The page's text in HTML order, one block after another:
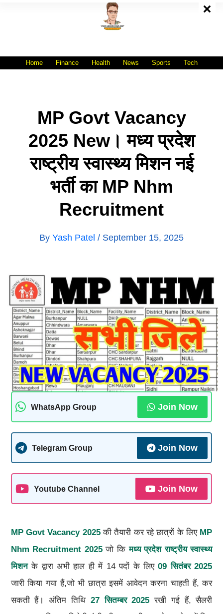
Home Finance Health News Sports Tech
MP Govt Vacancy
2025 New। मध्य प्रदेश
राष्ट्रीय स्वास्थ्य मिशन नई
भर्ती का MP Nhm
Recruitment
By Yash Patel / September 15, 2025
WhatsApp Group Join Now
Telegram Group Join Now
Youtube Channel Join Now
MP Govt Vacancy 2025की तैयारी कर रहे छात्रों के लिए MP
Nhm Recruitment 2025जो किमध्य प्रदेश राष्ट्रीय स्वास्थ्य
मिशनके द्वारा अभी हाल ही में 14 पदों के लिए09 सितंबर 2025
जारी किया गया हैं,जो भी छात्रा इसमें आवेदन करना चाहती हैं, कर
सकती हैं। अंतिम तिथि 27 सितम्बर 2025 रखी गई हैं, सैलरी